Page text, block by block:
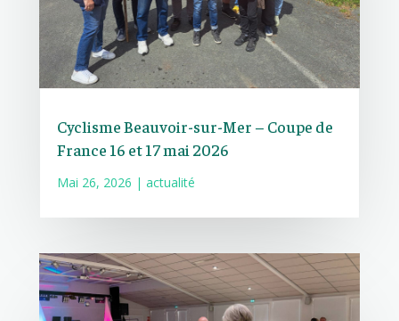
Cyclisme Beauvoir-sur-Mer – Coupe de
France 16 et 17 mai 2026
Mai 26, 2026 | actualité